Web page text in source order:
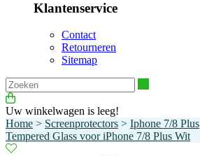
Klantenservice
Contact
Retourneren
Sitemap
Uw winkelwagen is leeg!
Home > Screenprotectors > Iphone 7/8 Plus
Tempered Glass voor iPhone 7/8 Plus Wit